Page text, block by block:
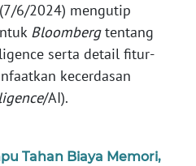
6/2024) mengutip
Bloombergtentang
serta detail fitur-
kecerdasan
/AI).
Tahan Biaya Memori,